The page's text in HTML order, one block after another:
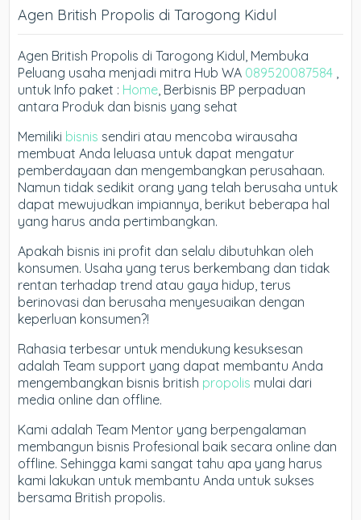
Agen British Propolis di Tarogong Kidul
Agen British Propolis di Tarogong Kidul, Membuka
Peluang usaha menjadi mitra Hub WA 089520087584 ,
untuk Info paket : Home, Berbisnis BP perpaduan
antara Produk dan bisnis yang sehat
Memiliki bisnis sendiri atau mencoba wirausaha
membuat Anda leluasa untuk dapat mengatur
pemberdayaan dan mengembangkan perusahaan.
Namun tidak sedikit orang yang telah berusaha untuk
dapat mewujudkan impiannya, berikut beberapa hal
yang harus anda pertimbangkan.
Apakah bisnis ini profit dan selalu dibutuhkan oleh
konsumen. Usaha yang terus berkembang dan tidak
rentan terhadap trend atau gaya hidup, terus
berinovasi dan berusaha menyesuaikan dengan
keperluan konsumen?!
Rahasia terbesar untuk mendukung kesuksesan
adalah Team support yang dapat membantu Anda
mengembangkan bisnis british propolis mulai dari
media online dan offline.
Kami adalah Team Mentor yang berpengalaman
membangun bisnis Profesional baik secara online dan
offline. Sehingga kami sangat tahu apa yang harus
kami lakukan untuk membantu Anda untuk sukses
bersama British propolis.